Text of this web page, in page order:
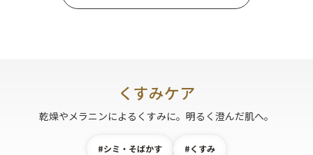
くすみケア
乾燥やメラニンによるくすみに。明るく澄んだ肌へ。
#シミ・そばかす #くすみ